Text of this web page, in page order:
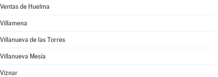
Ventas de Huelma
Villamena
Villanueva de las Torres
Villanueva Mesía
Víznar